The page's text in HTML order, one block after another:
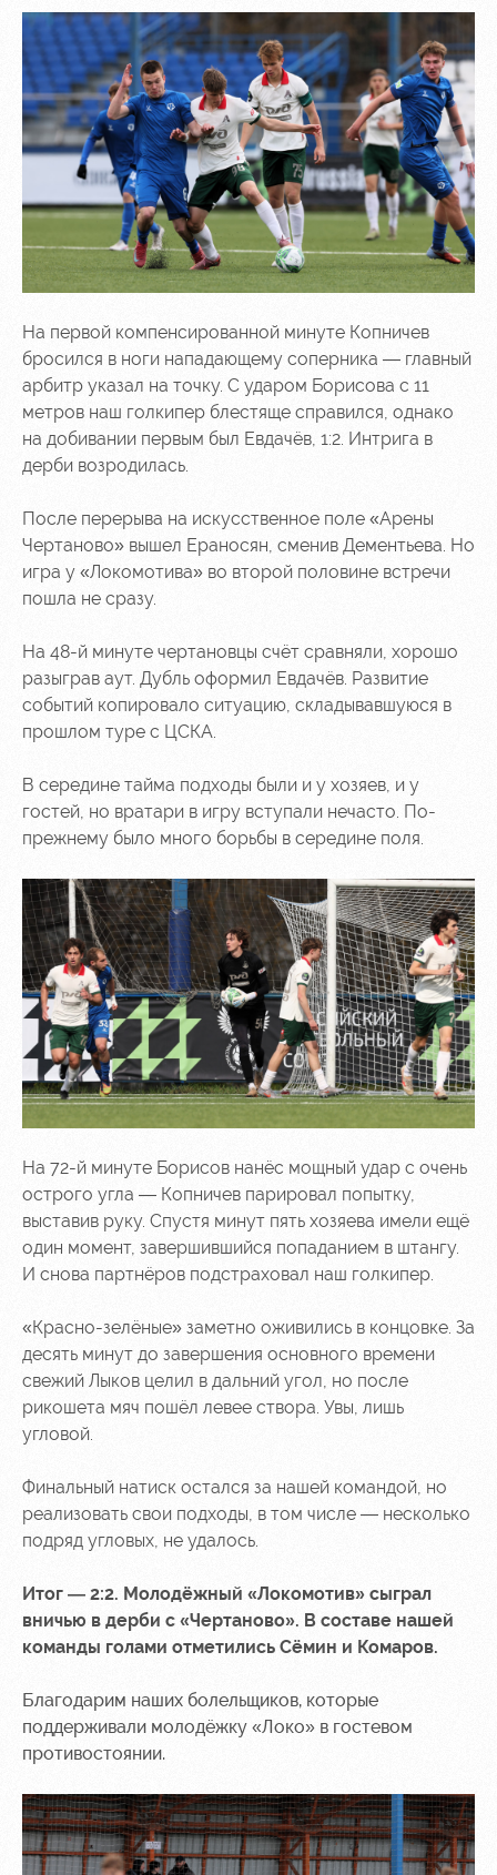
На первой компенсированной минуте Копничев
бросился в ноги нападающему соперника — главный
арбитр указал на точку. С ударом Борисова с 11
метров наш голкипер блестяще справился, однако
на добивании первым был Евдачёв, 1:2. Интрига в
дерби возродилась.
После перерыва на искусственное поле «Арены
Чертаново» вышел Ераносян, сменив Дементьева. Но
игра у «Локомотива» во второй половине встречи
пошла не сразу.
На 48-й минуте чертановцы счёт сравняли, хорошо
разыграв аут. Дубль оформил Евдачёв. Развитие
событий копировало ситуацию, складывавшуюся в
прошлом туре с ЦСКА.
В середине тайма подходы были и у хозяев, и у
гостей, но вратари в игру вступали нечасто. По-
прежнему было много борьбы в середине поля.
На 72-й минуте Борисов нанёс мощный удар с очень
острого угла — Копничев парировал попытку,
выставив руку. Спустя минут пять хозяева имели ещё
один момент, завершившийся попаданием в штангу.
И снова партнёров подстраховал наш голкипер.
«Красно-зелёные» заметно оживились в концовке. За
десять минут до завершения основного времени
свежий Лыков целил в дальний угол, но после
рикошета мяч пошёл левее створа. Увы, лишь
угловой.
Финальный натиск остался за нашей командой, но
реализовать свои подходы, в том числе — несколько
подряд угловых, не удалось.
Итог — 2:2. Молодёжный «Локомотив» сыграл
вничью в дерби с «Чертаново». В составе нашей
команды голами отметились Сёмин и Комаров.
Благодарим наших болельщиков, которые
поддерживали молодёжку «Локо» в гостевом
противостоянии.